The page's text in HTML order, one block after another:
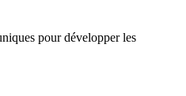
pour développer les